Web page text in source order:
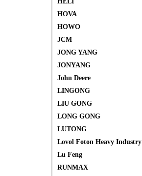
HOVA
HOWO
JCM
JONG YANG
JONYANG
John Deere
LINGONG
LIU GONG
LONG GONG
LUTONG
Lovol Foton Heavy Industry
Lu Feng
RUNMAX